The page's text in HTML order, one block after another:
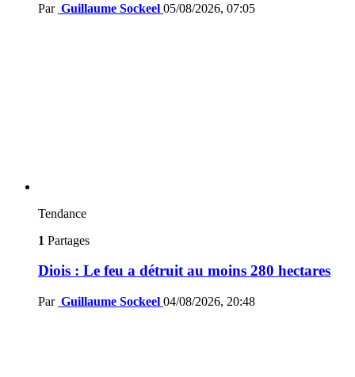
Par Guillaume Sockeel 05/08/2026, 07:05
Tendance
1 Partages
Diois : Le feu a détruit au moins 280 hectares
Par Guillaume Sockeel 04/08/2026, 20:48